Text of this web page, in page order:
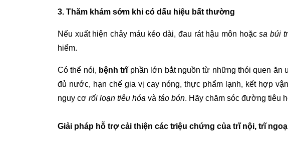
3. Thăm khám sớm khi có dấu hiệu bất thường
Nếu xuất hiện chảy máu kéo dài, đau rát hậu môn hoặcsa búi
hiểm.
Có thể nói, bệnh trĩphần lớn bắt nguồn từ những thói quen ăn
đủ nước, hạn chế gia vị cay nóng, thực phẩm lạnh, kết hợp
nguy cơ rối loạn tiêu hóa và táo bón. Hãy chăm sóc đường tiêu
Giải pháp hỗ trợ cải thiện các triệu chứng của trĩ nội, trĩ